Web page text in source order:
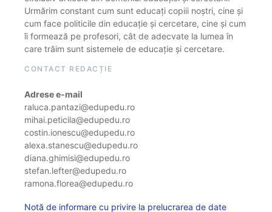
Urmărim constant cum sunt educați copiii noștri, cine și
cum face politicile din educație și cercetare, cine și cum
îi formează pe profesori, cât de adecvate la lumea în
care trăim sunt sistemele de educație și cercetare.
CONTACT REDACȚIE
Adrese e-mail
raluca.pantazi@edupedu.ro
mihai.peticila@edupedu.ro
costin.ionescu@edupedu.ro
alexa.stanescu@edupedu.ro
diana.ghimisi@edupedu.ro
stefan.lefter@edupedu.ro
ramona.florea@edupedu.ro
Notă de informare cu privire la prelucrarea de date